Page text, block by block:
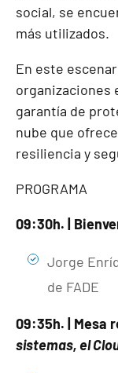
social, se
más utilizados.
En este
organizaciones
garantía de
nube que
resiliencia y
PROGRAMA
09:30h. |
Jorge
de FADE
09:35h. | Mesa
sistemas, el